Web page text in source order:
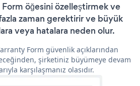
öğesini özelleştirmek ve
zaman gerektirir ve büyük
veya hatalara neden olur.
Form güvenlik açıklarından
şirketiniz büyümeye devam
karşılaşmanız olasıdır.